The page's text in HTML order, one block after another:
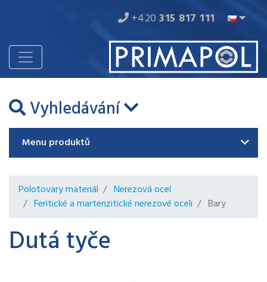
+420315 817 111
Vyhledávání
Menu produktů
Polotovary materiál
Nerezová ocel
Feritické a martenzitické nerezové oceli
Bary
Dutá tyče